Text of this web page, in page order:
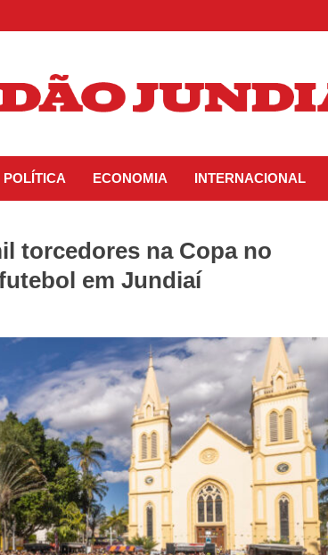
POLÍTICA ECONOMIA INTERNACIONAL
torcedores na Copa no
em Jundiaí